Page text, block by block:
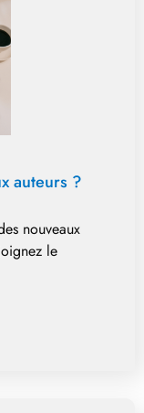
auteurs ?
nouveaux
le